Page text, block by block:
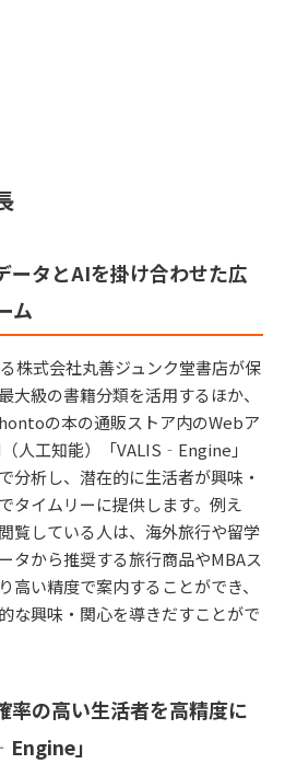
ータとAIを掛け合わせた広
ム
株式会社丸善ジュンク堂書店が保
大級の書籍分類を活用するほか、
の本の通販ストア内のWebア
人工知能）「VALIS‐Engine」
分析し、潜在的に生活者が興味・
タイムリーに提供します。例え
覧している人は、海外旅行や留学
タから推奨する旅行商品やMBAス
高い精度で案内することができ、
な興味・関心を導きだすことがで
率の高い生活者を高精度に
」